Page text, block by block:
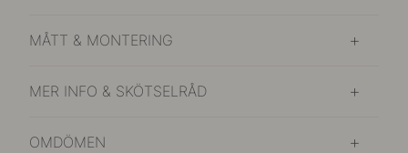
MÅTT & MONTERING
MER INFO & SKÖTSELRÅD
OMDÖMEN